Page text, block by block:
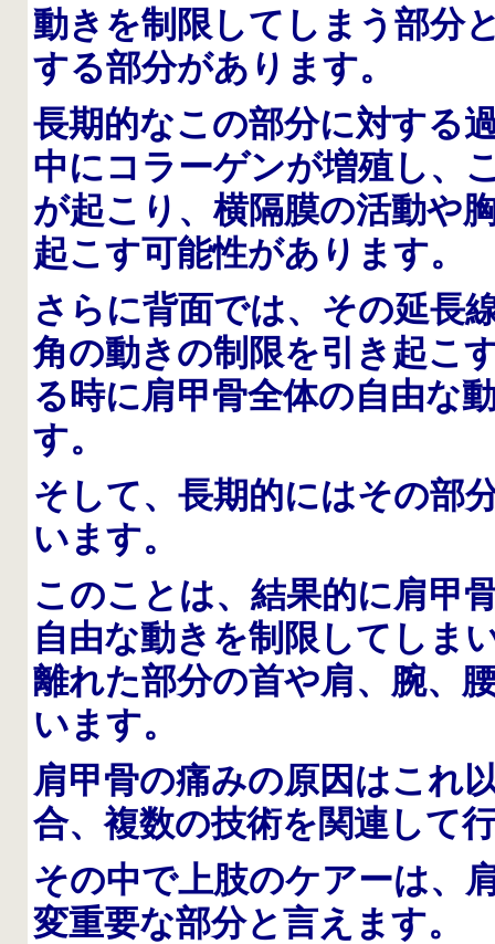
動きを制限してしまう部分
する部分があります。
長期的なこの部分に対する
中にコラーゲンが増殖し、
が起こり、横隔膜の活動や
起こす可能性があります。
さらに背面では、その延長
角の動きの制限を引き起こ
る時に肩甲骨全体の自由な
す。
そして、長期的にはその部
います。
このことは、結果的に肩甲
自由な動きを制限してしま
離れた部分の首や肩、腕、
います。
肩甲骨の痛みの原因はこれ
合、複数の技術を関連して
その中で上肢のケアーは、
変重要な部分と言えます。